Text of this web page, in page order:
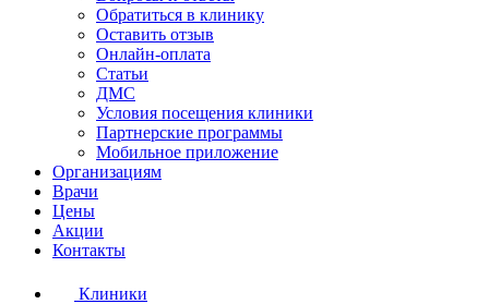
Обратиться в клинику
Оставить отзыв
Онлайн-оплата
Статьи
ДМС
Условия посещения клиники
Партнерские программы
Мобильное приложение
Организациям
Врачи
Цены
Акции
Контакты
Клиники